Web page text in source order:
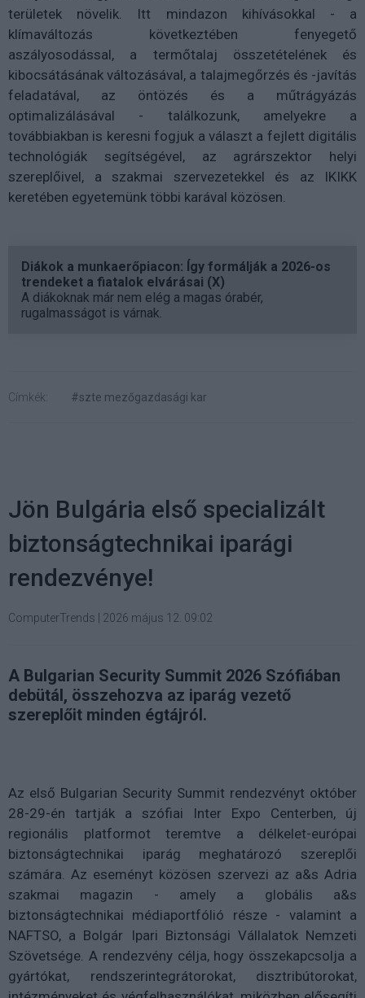
területek növelik. Itt mindazon kihívásokkal - a
klímaváltozás következtében fenyegető
aszályosodással, a termőtalaj összetételének és
kibocsátásának változásával, a talajmegőrzés és -javítás
feladatával, az öntözés és a műtrágyázás
optimalizálásával - találkozunk, amelyekre a
továbbiakban is keresni fogjuk a választ a fejlett digitális
technológiák segítségével, az agrárszektor helyi
szereplőivel, a szakmai szervezetekkel és az IKIKK
keretében egyetemünk többi karával közösen.
Diákok a munkaerőpiacon: Így formálják a 2026-os
trendeket a fiatalok elvárásai (X)
A diákoknak már nem elég a magas órabér,
rugalmasságot is várnak.
Címkék: #szte mezőgazdasági kar
Jön Bulgária első specializált
biztonságtechnikai iparági
rendezvénye!
ComputerTrends 2026 május 12. 09:02
A Bulgarian Security Summit 2026 Szófiában
debütál, összehozva az iparág vezető
szereplőit minden égtájról.
Az első Bulgarian Security Summit rendezvényt október
28-29-én tartják a szófiai Inter Expo Centerben, új
regionális platformot teremtve a délkelet-európai
biztonságtechnikai iparág meghatározó szereplői
számára. Az eseményt közösen szervezi az a&s Adria
szakmai magazin - amely a globális a&s
biztonságtechnikai médiaportfólió része - valamint a
NAFTSO, a Bolgár Ipari Biztonsági Vállalatok Nemzeti
Szövetsége. A rendezvény célja, hogy összekapcsolja a
gyártókat, rendszerintegrátorokat, disztribútorokat,